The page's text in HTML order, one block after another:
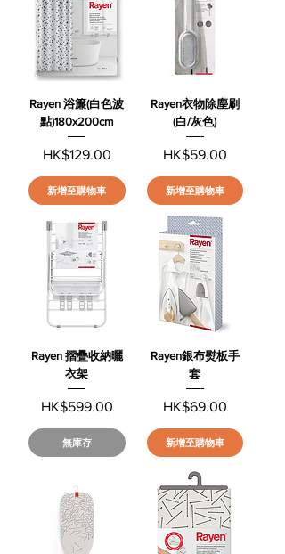
Rayen 浴簾(白色波
點)180x200cm
價格
HK$129.00
新增至購物車
Rayen衣物除塵刷
(白/灰色)
價格
HK$59.00
新增至購物車
Rayen 摺疊收納曬
衣架
價格
HK$599.00
無庫存
Rayen銀布熨板手
套
價格
HK$69.00
新增至購物車